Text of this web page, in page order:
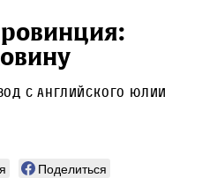
с английского Юлии
Поделиться